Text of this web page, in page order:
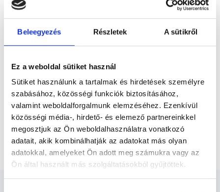
Beleegyezés Részletek A sütikről
Ez a weboldal sütiket használ
Sütiket használunk a tartalmak és hirdetések személyre
szabásához, közösségi funkciók biztosításához,
valamint weboldalforgalmunk elemzéséhez. Ezenkívül
közösségi média-, hirdető- és elemező partnereinkkel
megosztjuk az Ön weboldalhasználatra vonatkozó
adatait, akik kombinálhatják az adatokat más olyan
adatokkal, amelyeket Ön adott meg számukra vagy az
Ön által használt más szolgáltatásokból gyűjtöttek.
* Szakorvos jelölt (rezidens): általános orvosi oklevéllel rendelkező
orvos, aki jogszabályok szerinti szakorvosi szakképesítés
megszerzésére irányuló képzésben vesz részt. Ezen orvosok által
önállóan nem végezhető szakmai tevékenységért teljes
felelősséggel tartozik és azt közvetlenül felügyeli az egészségügyi
szolgáltató szakorvosa az első részvizsgáig, utána pedig a
és szakorvosjelölt esetén.
Főoldal Pszichológus
Pszichológus Budapest, VII. kerület
Gyászfeldolgozás Módszer - egyéni ülés